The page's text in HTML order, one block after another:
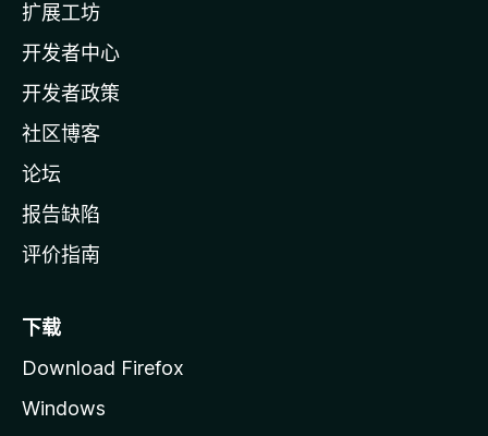
a
主
页
扩展工坊
开发者中心
开发者政策
社区博客
论坛
报告缺陷
评价指南
下载
Download Firefox
Windows